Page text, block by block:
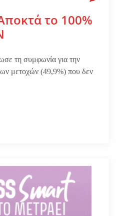
το 100%
τη συμφωνία για την
μετοχών (49,9%) που δεν